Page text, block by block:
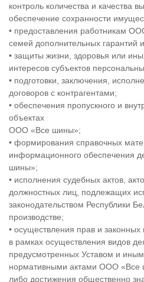
контроль количества и качества
обеспечение сохранности
• предоставления работникам
семей дополнительных гарантий
• защиты жизни, здоровья или
интересов субъектов
• подготовки, заключения,
договоров с контрагентами;
• обеспечения пропускного и
объектах
ООО «Все шины»;
• формирования справочных
информационного обеспечения
шины»;
• исполнения судебных актов,
должностных лиц, подлежащих
законодательством Республики
производстве;
• осуществления прав и
в рамках осуществления видов
предусмотренных Уставом и
нормативными актами ООО «Все
либо достижения общественно